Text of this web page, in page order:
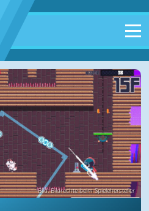
Bild: Bildrechte beim Spielehersteller